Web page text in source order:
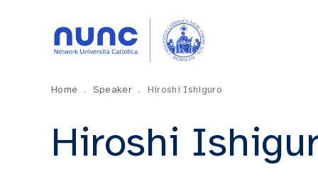
Home . Speaker . Hiroshi Ishiguro
Hiroshi